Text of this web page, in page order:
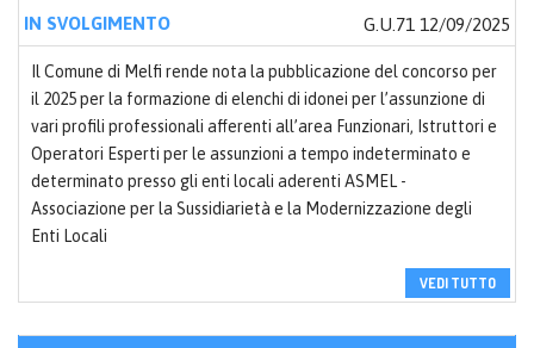
IN SVOLGIMENTO G.U.71 12/09/2025
Il Comune di Melfi rende nota la pubblicazione del concorso per
il 2025 per la formazione di elenchi di idonei per l’assunzione di
vari profili professionali afferenti all’area Funzionari, Istruttori e
Operatori Esperti per le assunzioni a tempo indeterminato e
determinato presso gli enti locali aderenti ASMEL -
Associazione per la Sussidiarietà e la Modernizzazione degli
Enti Locali
VEDI TUTTO